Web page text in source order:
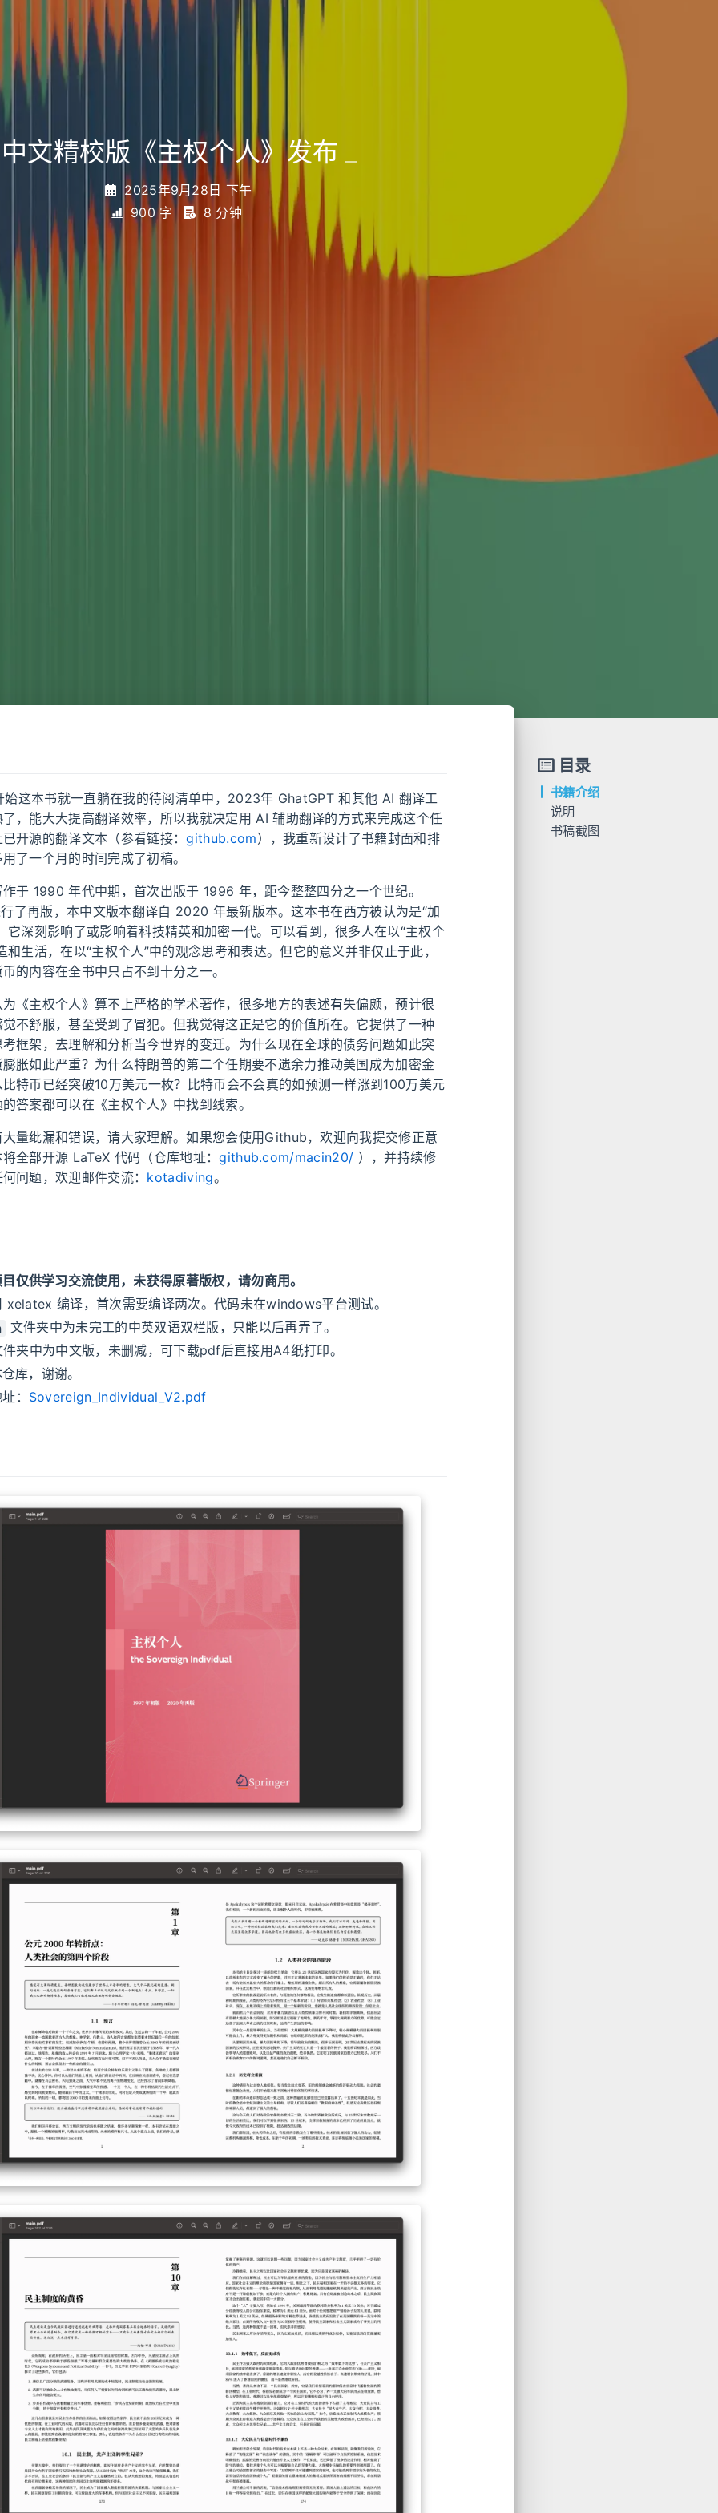
中文精校版《主权个人》发布
2025年9月28日 下午
900 字
8 分钟
这本书就一直躺在我的待阅清单中，2023年 GhatGPT 和其他 AI 翻译工
，能大大提高翻译效率，所以我就决定用 AI 辅助翻译的方式来完成这个任
开源的翻译文本（参看链接：github.com），我重新设计了书籍封面和排
了一个月的时间完成了初稿。
于 1990 年代中期，首次出版于 1996 年，距今整整四分之一个世纪。
了再版，本中文版本翻译自 2020 年最新版本。这本书在西方被认为是“加
它深刻影响了或影响着科技精英和加密一代。可以看到，很多人在以“主权个
和生活，在以“主权个人”中的观念思考和表达。但它的意义并非仅止于此，
的内容在全书中只占不到十分之一。
《主权个人》算不上严格的学术著作，很多地方的表述有失偏颇，预计很
不舒服，甚至受到了冒犯。但我觉得这正是它的价值所在。它提供了一种
框架，去理解和分析当今世界的变迁。为什么现在全球的债务问题如此突
胀如此严重？为什么特朗普的第二个任期要不遗余力推动美国成为加密金
特币已经突破10万美元一枚？比特币会不会真的如预测一样涨到100万美元
答案都可以在《主权个人》中找到线索。
量纰漏和错误，请大家理解。如果您会使用Github，欢迎向我提交修正意
全部开源 LaTeX 代码（仓库地址：github.com/macin20/ ），并持续修
问题，欢迎邮件交流： kotadiving。
仅供学习交流使用，未获得原著版权，请勿商用。
xelatex 编译，首次需要编译两次。代码未在windows平台测试。
文件夹中为未完工的中英双语双栏版，只能以后再弄了。
夹中为中文版，未删减，可下载pdf后直接用A4纸打印。
库，谢谢。
： Sovereign_Individual_V2.pdf
目录
书籍介绍
说明
书稿截图